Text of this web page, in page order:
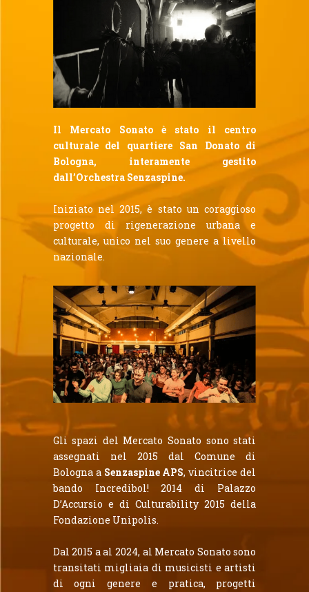
Il Mercato Sonato è stato il centro
culturale del quartiere San Donato di
Bologna, interamente gestito
dall’Orchestra Senzaspine.
Iniziato nel 2015, è stato un coraggioso
progetto di rigenerazione urbana e
culturale, unico nel suo genere a livello
nazionale.
Gli spazi del Mercato Sonato sono stati
assegnati nel 2015 dal Comune di
Bologna a Senzaspine APS, vincitrice del
bando Incredibol! 2014 di Palazzo
D’Accursio e di Culturability 2015 della
Fondazione Unipolis.
Dal 2015 a al 2024, al Mercato Sonato sono
transitati migliaia di musicisti e artisti
di ogni genere e pratica, progetti